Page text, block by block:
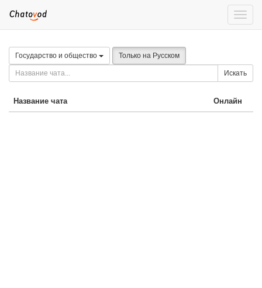
Toggle
Государство и общество Только на Русском
Искать
Название чата Онлайн